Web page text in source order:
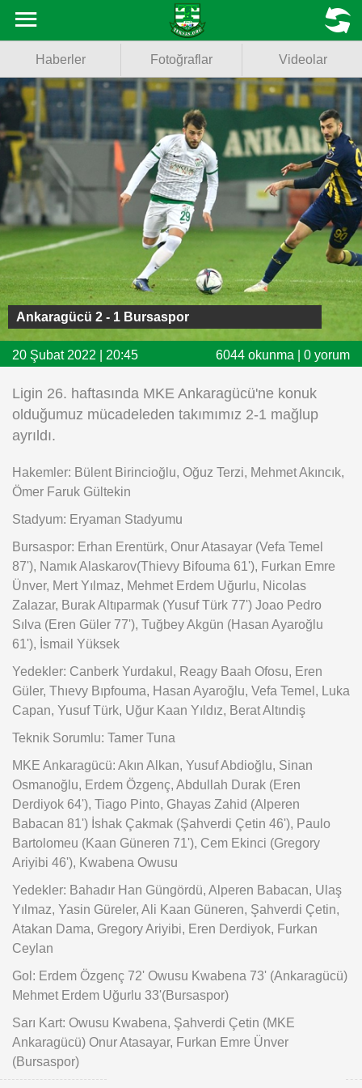
Fotoğraflar
Videolar
Basketbol
Voleybol
Puan Durumu
Fikstür
Facebook
Twitter
Instagram
iOS
MENU
Haberler Fotoğraflar Videolar
Ankaragücü 2 - 1 Bursaspor
20 Şubat 2022 | 20:45 6044 okunma | 0 yorum
Ligin 26. haftasında MKE Ankaragücü'ne konuk
olduğumuz mücadeleden takımımız 2-1 mağlup
ayrıldı.
Hakemler: Bülent Birincioğlu, Oğuz Terzi, Mehmet Akıncık,
Ömer Faruk Gültekin
Stadyum: Eryaman Stadyumu
Bursaspor: Erhan Erentürk, Onur Atasayar (Vefa Temel
87'), Namık Alaskarov(Thievy Bifouma 61'), Furkan Emre
Ünver, Mert Yılmaz, Mehmet Erdem Uğurlu, Nicolas
Zalazar, Burak Altıparmak (Yusuf Türk 77') Joao Pedro
Sılva (Eren Güler 77'), Tuğbey Akgün (Hasan Ayaroğlu
61'), İsmail Yüksek
Yedekler: Canberk Yurdakul, Reagy Baah Ofosu, Eren
Güler, Thıevy Bıpfouma, Hasan Ayaroğlu, Vefa Temel, Luka
Capan, Yusuf Türk, Uğur Kaan Yıldız, Berat Altındiş
Teknik Sorumlu: Tamer Tuna
MKE Ankaragücü: Akın Alkan, Yusuf Abdioğlu, Sinan
Osmanoğlu, Erdem Özgenç, Abdullah Durak (Eren
Derdiyok 64'), Tiago Pinto, Ghayas Zahid (Alperen
Babacan 81') İshak Çakmak (Şahverdi Çetin 46'), Paulo
Bartolomeu (Kaan Güneren 71'), Cem Ekinci (Gregory
Ariyibi 46'), Kwabena Owusu
Yedekler: Bahadır Han Güngördü, Alperen Babacan, Ulaş
Yılmaz, Yasin Güreler, Ali Kaan Güneren, Şahverdi Çetin,
Atakan Dama, Gregory Ariyibi, Eren Derdiyok, Furkan
Ceylan
Gol: Erdem Özgenç 72' Owusu Kwabena 73' (Ankaragücü)
Mehmet Erdem Uğurlu 33'(Bursaspor)
Sarı Kart: Owusu Kwabena, Şahverdi Çetin (MKE
Ankaragücü) Onur Atasayar, Furkan Emre Ünver
(Bursaspor)